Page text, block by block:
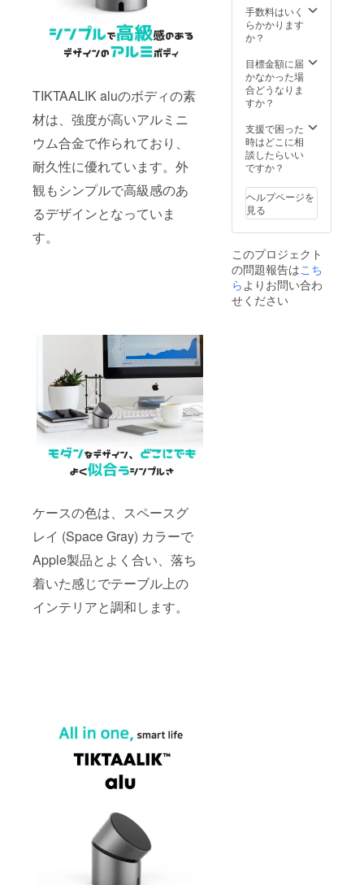
TIKTAALIK aluのボディの素
材は、強度が高いアルミニ
ウム合金で作られており、
耐久性に優れています。外
観もシンプルで高級感のあ
るデザインとなっていま
す。
ケースの色は、スペースグ
レイ (Space Gray) カラーで
Apple製品とよく合い、落ち
着いた感じでテーブル上の
インテリアと調和します。
手数料はいく
らかかります
か？
目標金額に届
かなかった場
合どうなりま
すか？
支援で困った
時はどこに相
談したらいい
ですか？
ヘルプページを
見る
このプロジェクト
の問題報告はこち
らよりお問い合わ
せください